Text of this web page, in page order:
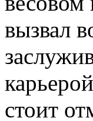
вызвал
стоит